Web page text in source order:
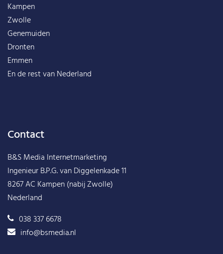
Kampen
Zwolle
Genemuiden
Dronten
Emmen
En de rest vanNederland
Contact
B&S Media Internetmarketing
Ingenieur B.P.G. van Diggelenkade 11
8267 AC Kampen (nabij Zwolle)
Nederland
038 337 6678
info@bsmedia.nl